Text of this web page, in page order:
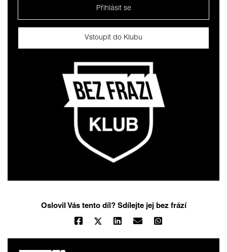
Přihlásit se
Vstoupit do Klubu
Oslovil Vás tento díl? Sdílejte jej bez frází